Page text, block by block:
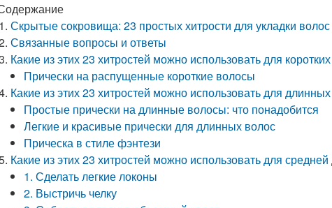
Скрытые сокровища: 23 простых хитрости для укладки волос
Связанные вопросы и ответы
Какие из этих 23 хитростей можно использовать для
Прически на распущенные короткие волосы
Какие из этих 23 хитростей можно использовать для
Простые прически на длинные волосы: что понадобится
Легкие и красивые прически для длинных волос
Прическа в стиле фэнтези
Какие из этих 23 хитростей можно использовать для
1. Сделать легкие локоны
2. Выстричь челку